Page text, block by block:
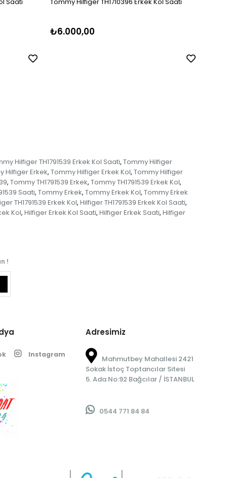
₺6.000,00
Hilfiger TH1791539 Erkek Kol Saati, Tommy Hilfiger
Hilfiger Erkek, Tommy Hilfiger Erkek Kol, Tommy Hilfiger
, Tommy TH1791539 Erkek, Tommy TH1791539 Erkek Kol,
Saati, Tommy Erkek, Tommy Erkek Kol, Tommy Erkek
TH1791539 Erkek Kol, Hilfiger TH1791539 Erkek Kol Saati,
Kol, Hilfiger Erkek Kol Saati, Hilfiger Erkek Saati, Hilfiger
!
Instagram
Adresimiz
Mahmutbey Mahallesi 2421
Sokak İstoç Toptancılar Sitesi
5. Ada No:92 Bağcılar / İSTANBUL
0544 771 84 84